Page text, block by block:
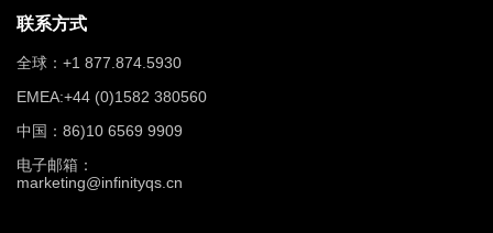
联系方式
全球：+1 877.874.5930
EMEA:+44 (0)1582 380560
中国：86)10 6569 9909
电子邮箱：
marketing@infinityqs.cn